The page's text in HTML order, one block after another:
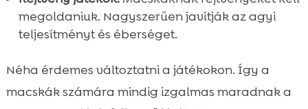
megoldaniuk. Nagyszerűen javítják az agyi
teljesítményt és éberséget.
Néha érdemes változtatni a játékokon. Így a
macskák számára mindig izgalmas maradnak a